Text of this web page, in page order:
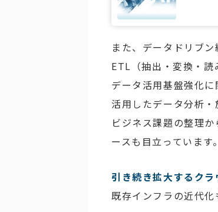
また、データドリブ
ETL（抽出・変換・読
データ活用基盤強化
活用したデータ分析
ビジネス課題の整理
ースも目立っています。
引き続き拡大するク
既存インフラの近代化